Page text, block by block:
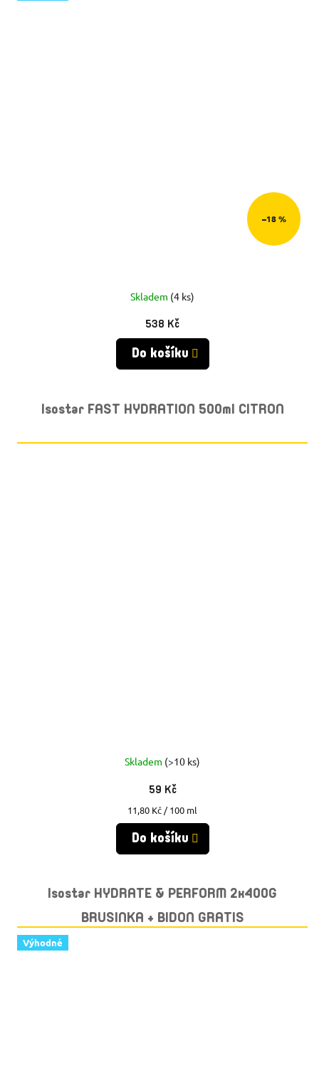
–18 %
Skladem (4 ks)
538 Kč
Do košíku
Isostar FAST HYDRATION 500ml CITRON
Skladem (>10 ks)
59 Kč
Měrná
cena:
11,80 Kč / 100 ml
Do košíku
Isostar HYDRATE & PERFORM 2x400G
BRUSINKA + BIDON GRATIS
Výhodné